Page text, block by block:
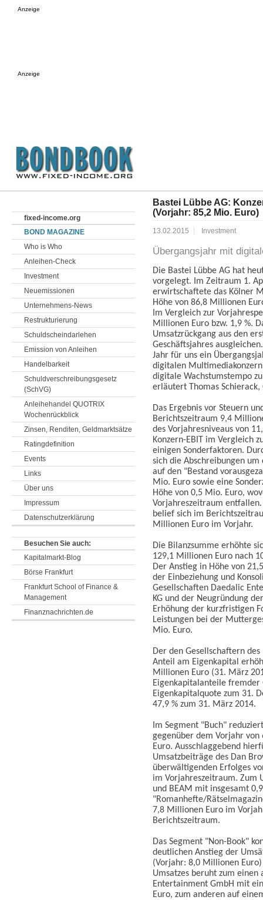
Anzeige
Anzeige
Bastei Lübbe AG:
(Vorjahr: 85,2 Mio. Euro)
13.02.2015 Investment
Übergangsjahr mit
Die Bastei Lübbe AG hat
vorgelegt. Im Zeitraum 1.
erwirtschaftete das Kölner
Höhe von 86,8 Millionen
Im Vergleich zur
Millionen Euro bzw. 1,9 %.
Umsatzrückgang aus den
Geschäftsjahres
Jahr für uns ein
digitalen
digitale Wachstumstempo
erläutert Thomas Schierack,
Das Ergebnis vor Steuern
Berichtszeitraum 9,4
des Vorjahresniveaus von
Konzern-EBIT im Vergleich
einigen Sonderfaktoren.
sich die Abschreibungen
auf den "Bestand
Mio. Euro sowie eine
Höhe von 0,5 Mio. Euro,
Vorjahreszeitraum
belief sich im
Millionen Euro im Vorjahr.
Die Bilanzsumme erhöhte
129,1 Millionen Euro nach
Der Anstieg in Höhe von
der Einbeziehung und
Gesellschaften Daedalic
KG und der Neugründung
Erhöhung der kurzfristigen
Leistungen bei der
Mio. Euro.
Der den Gesellschaftern
Anteil am Eigenkapital
Millionen Euro (31. März
Eigenkapitalanteile
Eigenkapitalquote zum 31.
47,9 % zum 31. März 2014.
Im Segment "Buch"
gegenüber dem Vorjahr
Euro. Ausschlaggebend
Umsatzbeiträge des Dan
überwältigenden Erfolges
im Vorjahreszeitraum. Zum
und BEAM mit insgesamt
"Romanhefte/
7,8 Millionen Euro im
Berichtszeitraum.
Das Segment "Non-Book"
deutlichen Anstieg der
(Vorjahr: 8,0 Millionen
Umsatzes beruht zum
Entertainment GmbH mit
Euro, zum anderen auf
fixed-income.org
BOND MAGAZINE
Who is Who
Anleihen-Check
Investment
Neuemissionen
Unternehmens-News
Restrukturierung
Schuldscheindarlehen
Emission von Anleihen
Handelbarkeit
Schuldverschreibungsgesetz
(SchVG)
Anleihehandel QUOTRIX
Wochenrückblick
Zinsen, Renditen, Geldmarktsätze
Ratingdefinition
Events
Links
Über uns
Impressum
Datenschutzerklärung
Besuchen Sie auch:
Kapitalmarkt-Blog
Börse Frankfurt
Frankfurt School of Finance &
Management
Finanznachrichten.de